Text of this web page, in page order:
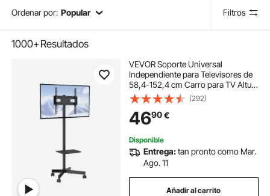
Ordenar por: Popular Filtros
1000+Resultados
VEVOR Soporte Universal
Independiente para Televisores de
58,4-152,4 cm Carro para TV Altura
Ajustable 3 Niveles 143-154 cm
Soporte para TV Móvil Carga 40kg
Estante Doble Máx. VESA 400x400
mm Oficina
(292)
4690€
Disponible
Entrega:tan pronto como Mar.
Ago. 11
Añadir al carrito